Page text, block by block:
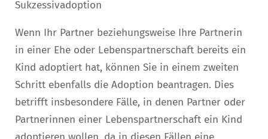
Sukzessivadoption
Wenn Ihr Partner beziehungsweise Ihre Partnerin
in einer Ehe oder Lebenspartnerschaft bereits ein
Kind adoptiert hat, können Sie in einem zweiten
Schritt ebenfalls die Adoption beantragen. Dies
betrifft insbesondere Fälle, in denen Partner oder
Partnerinnen einer Lebenspartnerschaft ein Kind